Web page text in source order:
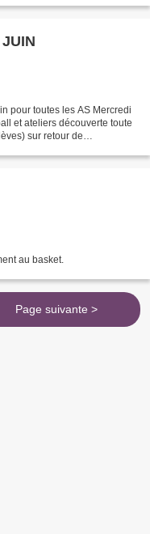
pour toutes les AS Mercredi
et ateliers découverte toute
sur retour de
au basket.
Page suivante >